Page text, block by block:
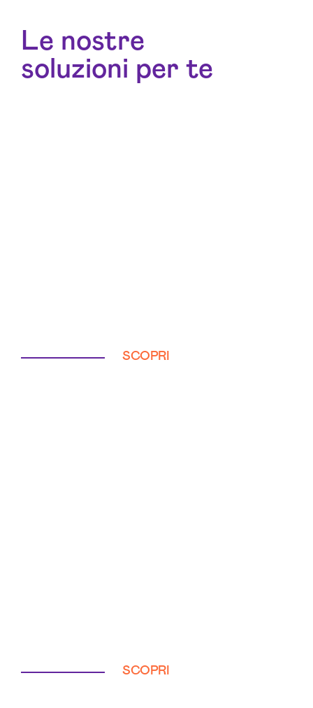
Le nostre
soluzioni per te
SCOPRI
SCOPRI